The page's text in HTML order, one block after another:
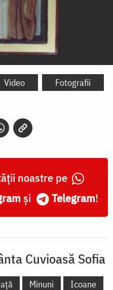
Video Fotografii
noastre pe
și Telegram!
Cuvioasă Sofia
Minuni Icoane